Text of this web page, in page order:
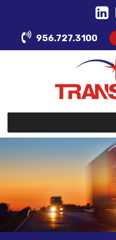
content
956.727.3100